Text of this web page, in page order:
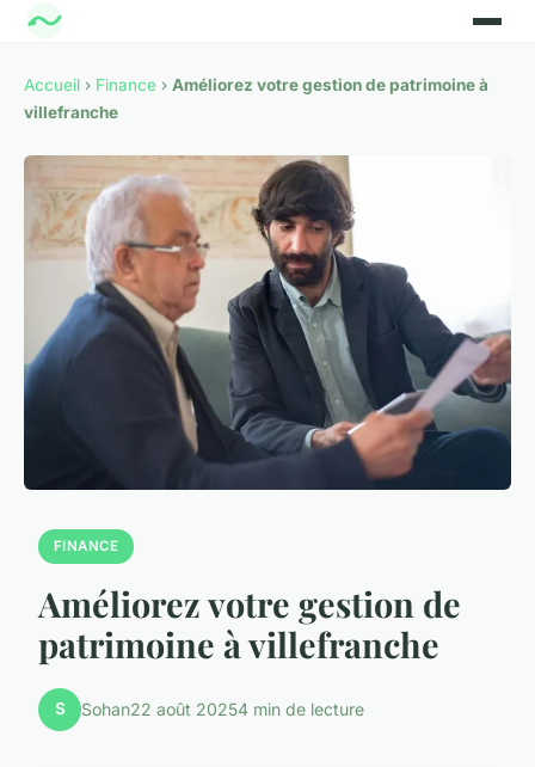
Accueil › Finance › Améliorez votre gestion de patrimoine à
villefranche
FINANCE
Améliorez votre gestion de
patrimoine à villefranche
S Sohan22 août 20254 min de lecture